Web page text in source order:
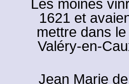
Les moines
1621 et
mettre dans
Valéry-en-
Jean Marie